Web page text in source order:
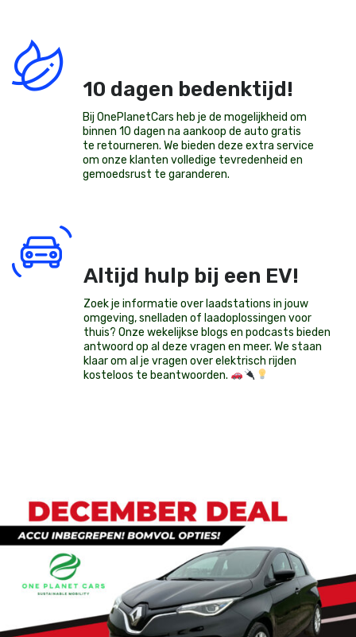
10 dagen bedenktijd!
Bij OnePlanetCars heb je de mogelijkheid om
binnen 10 dagen na aankoop de auto gratis
te retourneren. We bieden deze extra service
om onze klanten volledige tevredenheid en
gemoedsrust te garanderen.
Altijd hulp bij een EV!
Zoek je informatie over laadstations in jouw
omgeving, snelladen of laadoplossingen voor
thuis? Onze wekelijkse blogs en podcasts bieden
antwoord op al deze vragen en meer. We staan
klaar om al je vragen over elektrisch rijden
kosteloos te beantwoorden.